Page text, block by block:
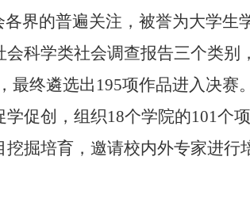
界的普遍关注，被誉为大学生
科学类社会调查报告三个类别
最终遴选出 195项作品进入决赛
学促创，组织18个学院的101个
掘培育，邀请校内外专家进